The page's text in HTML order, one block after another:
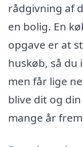
rådgivning af
en bolig. En
opgave er at
huskøb, så du
men får lige
blive dit og
mange år